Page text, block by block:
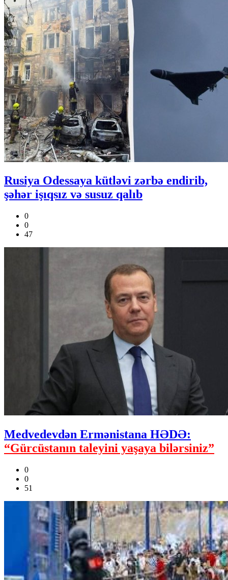
Rusiya Odessaya kütləvi zərbə endirib,
şəhər işıqsız və susuz qalıb
0
0
47
Medvedevdən Ermənistana HƏDƏ:
“Gürcüstanın taleyini yaşaya bilərsiniz”
0
0
51